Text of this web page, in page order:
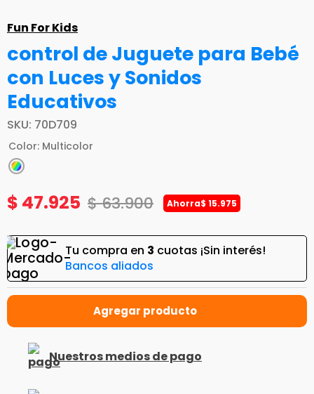
Fun For Kids
control de Juguete para Bebé
con Luces y Sonidos
Educativos
SKU: 70D709
Color: Multicolor
$ 47.925 $63.900 Ahorra$ 15.975
Tu compra en 3 cuotas ¡Sin interés!
Bancos aliados
Nuestros medios de pago